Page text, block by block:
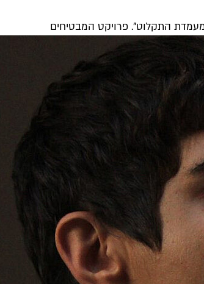
מעמדת התקלוט". פרויקט המבטיחים